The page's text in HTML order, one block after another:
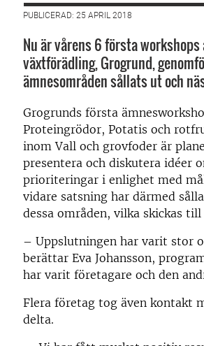
PUBLICERAD: 25 APRIL 2018
Nu är vårens 6 första
växtförädling, Grogrund,
ämnesområden sållats ut och
Grogrunds första
Proteingrödor, Potatis och
inom Vall och grovfoder är
presentera och diskutera idéer
prioriteringar i enlighet med
vidare satsning har därmed
dessa områden, vilka skickas
– Uppslutningen har varit stor
berättar Eva Johansson,
har varit företagare och den
Flera företag tog även kontakt
delta.